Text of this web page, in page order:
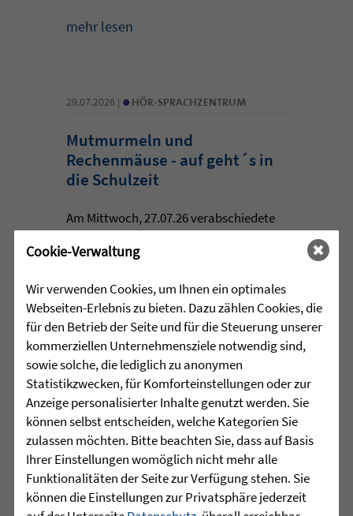
mehr lesen
29.07.2026 | • HÖR-SPRACHZENTRUM
Mutmurmeln und
Rechenmäuse - auf geht´s in
die Schulzeit
Am Mittwoch, 27.07.26 verabschiedete
das Team des Schulkindergartens der
Leopoldschule in Altshausen die
emotionalen ...
mehr lesen
29.07.2026 |•HÖR-SPRACHZENTRUM
220 Kinder verwandeln
Arnach in eine bunte
Zirkuswelt - kannst Du nicht
war gestern
Cookie-Verwaltung
Wir verwenden Cookies, um Ihnen ein optimales
Webseiten-Erlebnis zu bieten. Dazu zählen Cookies, die
für den Betrieb der Seite und für die Steuerung unserer
kommerziellen Unternehmensziele notwendig sind,
sowie solche, die lediglich zu anonymen
Statistikzwecken, für Komforteinstellungen oder zur
Anzeige personalisierter Inhalte genutzt werden. Sie
können selbst entscheiden, welche Kategorien Sie
zulassen möchten. Bitte beachten Sie, dass auf Basis
Ihrer Einstellungen womöglich nicht mehr alle
Funktionalitäten der Seite zur Verfügung stehen. Sie
können die Einstellungen zur Privatsphäre jederzeit